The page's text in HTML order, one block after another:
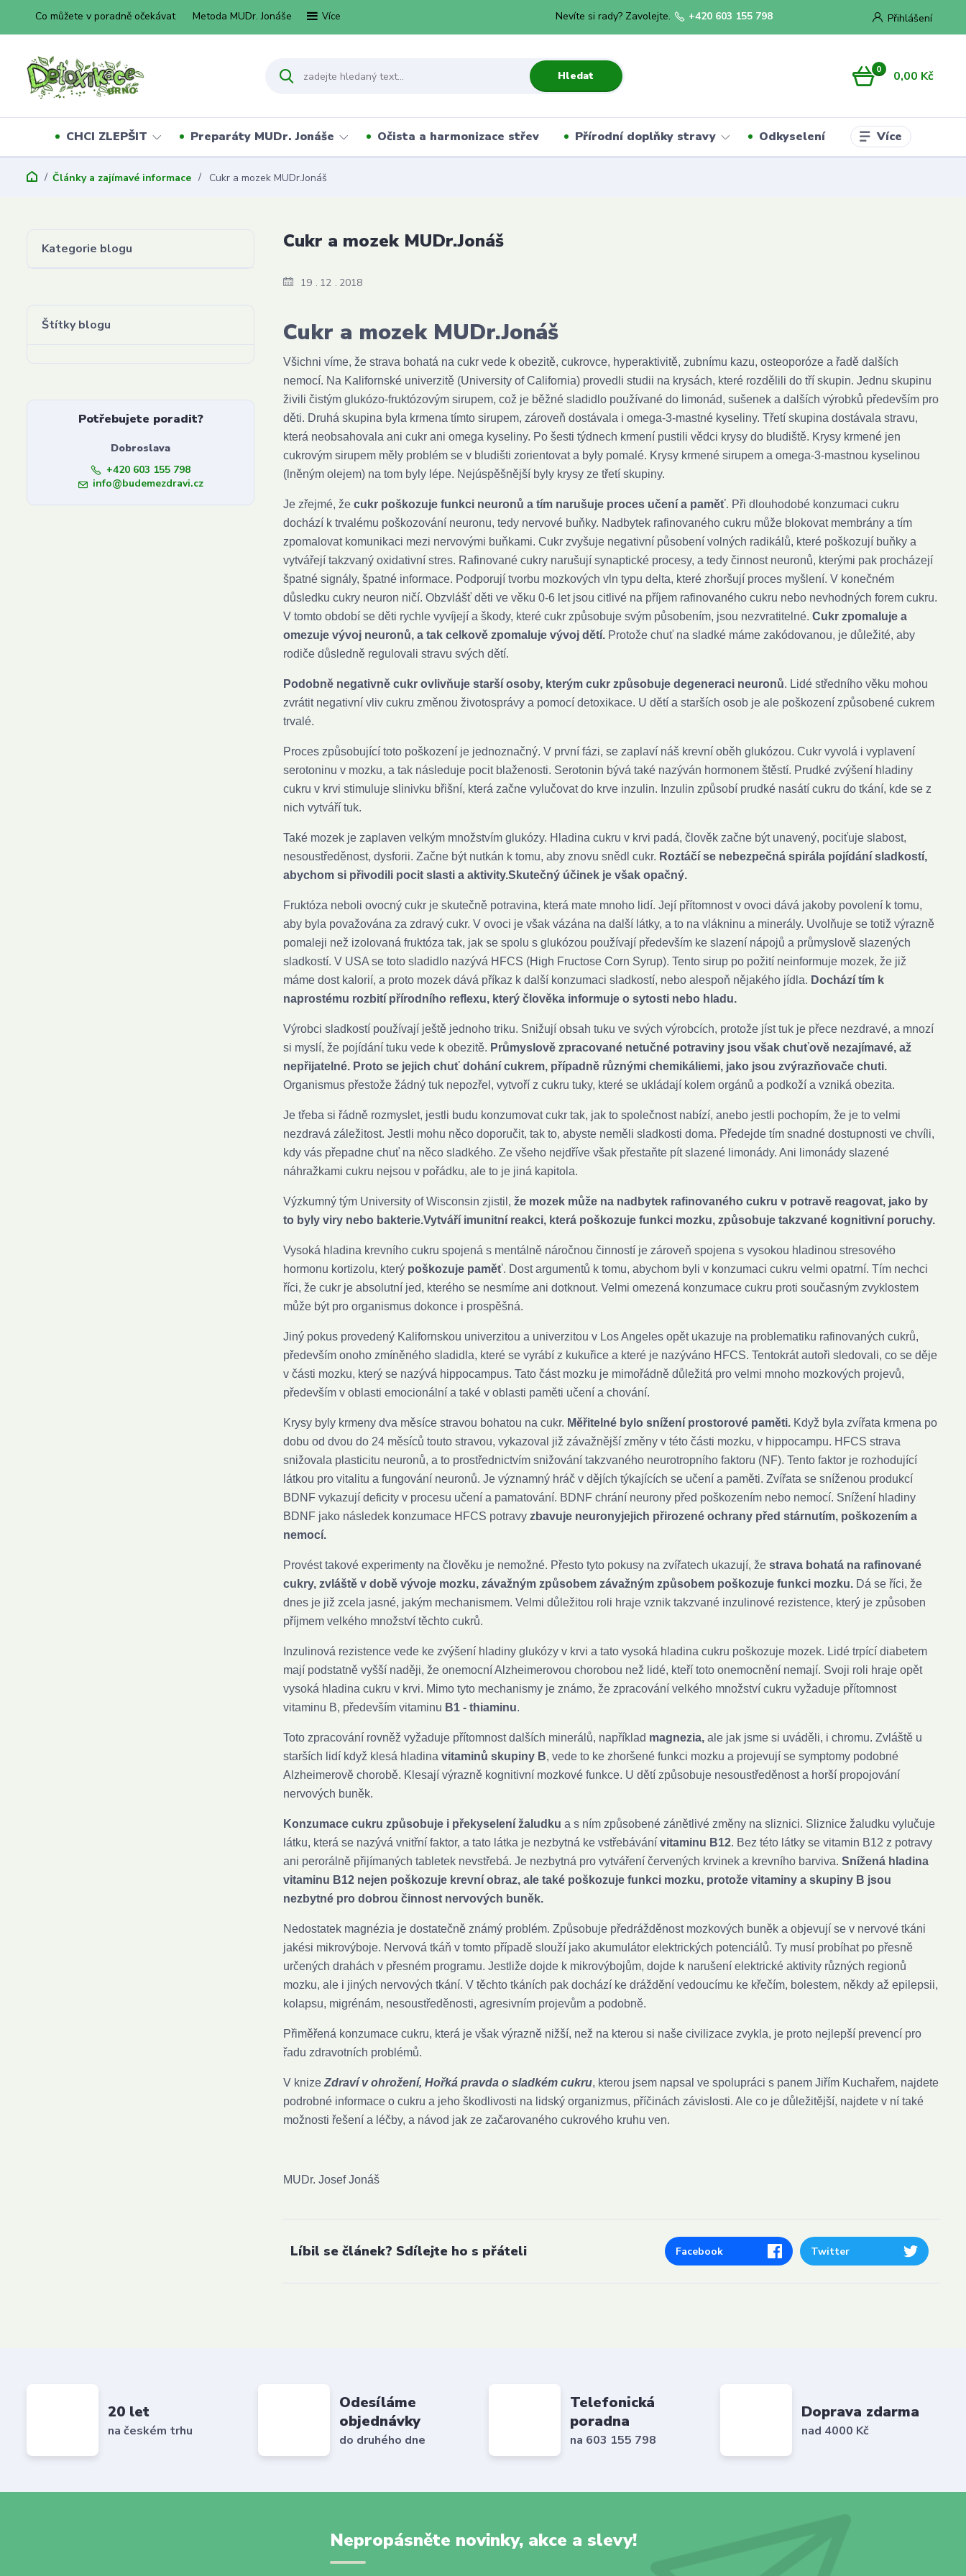
Co můžete v poradně očekávat Metoda MUDr. Jonáše Více Přihlášení
Hledat
Nevíte si rady? Zavolejte. +420 603 155 798
0 0,00 Kč
CHCI ZLEPŠIT Preparáty MUDr. Jonáše Očista a harmonizace střev Přírodní doplňky stravy Odkyselení Více
Články a zajímavé informace Cukr a mozek MUDr.Jonáš
Kategorie blogu
Štítky blogu
Potřebujete poradit?
Dobroslava
+420 603 155 798
info@budemezdravi.cz
19 12 2018
Cukr a mozek MUDr.Jonáš
Cukr a mozek MUDr.Jonáš
Všichni víme, že strava bohatá na cukr vede k obezitě, cukrovce, hyperaktivitě, zubnímu kazu, osteoporóze a řadě dalších
nemocí. Na Kalifornské univerzitě (University of California) provedli studii na krysách, které rozdělili do tří skupin. Jednu skupinu
živili čistým glukózo-fruktózovým sirupem, což je běžné sladidlo používané do limonád, sušenek a dalších výrobků především pro
děti. Druhá skupina byla krmena tímto sirupem, zároveň dostávala i omega-3-mastné kyseliny. Třetí skupina dostávala stravu,
která neobsahovala ani cukr ani omega kyseliny. Po šesti týdnech krmení pustili vědci krysy do bludiště. Krysy krmené jen
cukrovým sirupem měly problém se v bludišti zorientovat a byly pomalé. Krysy krmené sirupem a omega-3-mastnou kyselinou
(lněným olejem) na tom byly lépe. Nejúspěšnější byly krysy ze třetí skupiny.
Je zřejmé, žecukr poškozuje funkci neuronů a tím narušuje proces učení a paměť. Při dlouhodobé konzumaci cukru
dochází k trvalému poškozování neuronu, tedy nervové buňky. Nadbytek rafinovaného cukru může blokovat membrány a tím
zpomalovat komunikaci mezi nervovými buňkami. Cukr zvyšuje negativní působení volných radikálů, které poškozují buňky a
vytvářejí takzvaný oxidativní stres. Rafinované cukry narušují synaptické procesy, a tedy činnost neuronů, kterými pak procházejí
špatné signály, špatné informace. Podporují tvorbu mozkových vln typu delta, které zhoršují proces myšlení. V konečném
důsledku cukry neuron ničí. Obzvlášť děti ve věku 0-6 let jsou citlivé na příjem rafinovaného cukru nebo nevhodných forem cukru.
V tomto období se děti rychle vyvíjejí a škody, které cukr způsobuje svým působením, jsou nezvratitelné.Cukr zpomaluje a
omezuje vývoj neuronů, a tak celkově zpomaluje vývoj dětí. Protože chuť na sladké máme zakódovanou, je důležité, aby
rodiče důsledně regulovali stravu svých dětí.
Podobně negativně cukr ovlivňuje starší osoby, kterým cukr způsobuje degeneraci neuronů. Lidé středního věku mohou
zvrátit negativní vliv cukru změnou životosprávy a pomocí detoxikace. U dětí a starších osob je ale poškození způsobené cukrem
trvalé.
Proces způsobující toto poškození je jednoznačný. V první fázi, se zaplaví náš krevní oběh glukózou. Cukr vyvolá i vyplavení
serotoninu v mozku, a tak následuje pocit blaženosti. Serotonin bývá také nazýván hormonem štěstí. Prudké zvýšení hladiny
cukru v krvi stimuluje slinivku břišní, která začne vylučovat do krve inzulin. Inzulin způsobí prudké nasátí cukru do tkání, kde se z
nich vytváří tuk.
Také mozek je zaplaven velkým množstvím glukózy. Hladina cukru v krvi padá, člověk začne být unavený, pociťuje slabost,
nesoustředěnost, dysforii. Začne být nutkán k tomu, aby znovu snědl cukr. Roztáčí se nebezpečná spirála pojídání sladkostí,
abychom si přivodili pocit slasti a aktivity.Skutečný účinek je však opačný.
Fruktóza neboli ovocný cukr je skutečně potravina, která mate mnoho lidí. Její přítomnost v ovoci dává jakoby povolení k tomu,
aby byla považována za zdravý cukr. V ovoci je však vázána na další látky, a to na vlákninu a minerály. Uvolňuje se totiž výrazně
pomaleji než izolovaná fruktóza tak, jak se spolu s glukózou používají především ke slazení nápojů a průmyslově slazených
sladkostí. V USA se toto sladidlo nazývá HFCS (High Fructose Corn Syrup). Tento sirup po požití neinformuje mozek, že již
máme dost kalorií, a proto mozek dává příkaz k další konzumaci sladkostí, nebo alespoň nějakého jídla. Dochází tím k
naprostému rozbití přírodního reflexu, který člověka informuje o sytosti nebo hladu.
Výrobci sladkostí používají ještě jednoho triku. Snižují obsah tuku ve svých výrobcích, protože jíst tuk je přece nezdravé, a mnozí
si myslí, že pojídání tuku vede k obezitě. Průmyslově zpracované netučné potraviny jsou však chuťově nezajímavé, až
nepřijatelné. Proto se jejich chuť dohání cukrem, případně různými chemikáliemi, jako jsou zvýrazňovače chuti.
Organismus přestože žádný tuk nepozřel, vytvoří z cukru tuky, které se ukládají kolem orgánů a podkoží a vzniká obezita.
Je třeba si řádně rozmyslet, jestli budu konzumovat cukr tak, jak to společnost nabízí, anebo jestli pochopím, že je to velmi
nezdravá záležitost. Jestli mohu něco doporučit, tak to, abyste neměli sladkosti doma. Předejde tím snadné dostupnosti ve chvíli,
kdy vás přepadne chuť na něco sladkého. Ze všeho nejdříve však přestaňte pít slazené limonády. Ani limonády slazené
náhražkami cukru nejsou v pořádku, ale to je jiná kapitola.
Výzkumný tým University of Wisconsin zjistil,že mozek může na nadbytek rafinovaného cukru v potravě reagovat, jako by
to byly viry nebo bakterie.Vytváří imunitní reakci, která poškozuje funkci mozku, způsobuje takzvané kognitivní poruchy.
Vysoká hladina krevního cukru spojená s mentálně náročnou činností je zároveň spojena s vysokou hladinou stresového
hormonu kortizolu, který poškozuje paměť. Dost argumentů k tomu, abychom byli v konzumaci cukru velmi opatrní. Tím nechci
říci, že cukr je absolutní jed, kterého se nesmíme ani dotknout. Velmi omezená konzumace cukru proti současným zvyklostem
může být pro organismus dokonce i prospěšná.
Jiný pokus provedený Kalifornskou univerzitou a univerzitou v Los Angeles opět ukazuje na problematiku rafinovaných cukrů,
především onoho zmíněného sladidla, které se vyrábí z kukuřice a které je nazýváno HFCS. Tentokrát autoři sledovali, co se děje
v části mozku, který se nazývá hippocampus. Tato část mozku je mimořádně důležitá pro velmi mnoho mozkových projevů,
především v oblasti emocionální a také v oblasti paměti učení a chování.
Krysy byly krmeny dva měsíce stravou bohatou na cukr. Měřitelné bylo snížení prostorové paměti. Když byla zvířata krmena po
dobu od dvou do 24 měsíců touto stravou, vykazoval již závažnější změny v této části mozku, v hippocampu. HFCS strava
snižovala plasticitu neuronů, a to prostřednictvím snižování takzvaného neurotropního faktoru (NF). Tento faktor je rozhodující
látkou pro vitalitu a fungování neuronů. Je významný hráč v dějích týkajících se učení a paměti. Zvířata se sníženou produkcí
BDNF vykazují deficity v procesu učení a pamatování. BDNF chrání neurony před poškozením nebo nemocí. Snížení hladiny
BDNF jako následek konzumace HFCS potravyzbavuje neuronyjejich přirozené ochrany před stárnutím, poškozením a
nemocí.
Provést takové experimenty na člověku je nemožné. Přesto tyto pokusy na zvířatech ukazují, žestrava bohatá na rafinované
cukry, zvláště v době vývoje mozku, závažným způsobem závažným způsobem poškozuje funkci mozku. Dá se říci, že
dnes je již zcela jasné, jakým mechanismem. Velmi důležitou roli hraje vznik takzvané inzulinové rezistence, který je způsoben
příjmem velkého množství těchto cukrů.
Inzulinová rezistence vede ke zvýšení hladiny glukózy v krvi a tato vysoká hladina cukru poškozuje mozek. Lidé trpící diabetem
mají podstatně vyšší naději, že onemocní Alzheimerovou chorobou než lidé, kteří toto onemocnění nemají. Svoji roli hraje opět
vysoká hladina cukru v krvi. Mimo tyto mechanismy je známo, že zpracování velkého množství cukru vyžaduje přítomnost
vitaminu B, především vitaminu B1 - thiaminu.
Toto zpracování rovněž vyžaduje přítomnost dalších minerálů, například magnezia, ale jak jsme si uváděli, i chromu. Zvláště u
starších lidí když klesá hladinavitaminů skupiny B, vede to ke zhoršené funkci mozku a projevují se symptomy podobné
Alzheimerově chorobě. Klesají výrazně kognitivní mozkové funkce. U dětí způsobuje nesoustředěnost a horší propojování
nervových buněk.
Konzumace cukru způsobuje i překyselení žaludku a s ním způsobené zánětlivé změny na sliznici. Sliznice žaludku vylučuje
látku, která se nazývá vnitřní faktor, a tato látka je nezbytná ke vstřebávánívitaminu B12. Bez této látky se vitamin B12 z potravy
ani perorálně přijímaných tabletek nevstřebá. Je nezbytná pro vytváření červených krvinek a krevního barviva.Snížená hladina
vitaminu B12 nejen poškozuje krevní obraz, ale také poškozuje funkci mozku, protože vitaminy a skupiny B jsou
nezbytné pro dobrou činnost nervových buněk.
Nedostatek magnézia je dostatečně známý problém. Způsobuje předrážděnost mozkových buněk a objevují se v nervové tkáni
jakési mikrovýboje. Nervová tkáň v tomto případě slouží jako akumulátor elektrických potenciálů. Ty musí probíhat po přesně
určených drahách v přesném programu. Jestliže dojde k mikrovýbojům, dojde k narušení elektrické aktivity různých regionů
mozku, ale i jiných nervových tkání. V těchto tkáních pak dochází ke dráždění vedoucímu ke křečím, bolestem, někdy až epilepsii,
kolapsu, migrénám, nesoustředěnosti, agresivním projevům a podobně.
Přiměřená konzumace cukru, která je však výrazně nižší, než na kterou si naše civilizace zvykla, je proto nejlepší prevencí pro
řadu zdravotních problémů.
V knizeZdraví v ohrožení, Hořká pravda o sladkém cukru, kterou jsem napsal ve spolupráci s panem Jiřím Kuchařem, najdete
podrobné informace o cukru a jeho škodlivosti na lidský organizmus, příčinách závislosti. Ale co je důležitější, najdete v ní také
možnosti řešení a léčby, a návod jak ze začarovaného cukrového kruhu ven.
MUDr. Josef Jonáš
Líbil se článek? Sdílejte ho s přáteli Facebook Twitter
20 let
na českém trhu
Odesíláme
objednávky
do druhého dne
Telefonická
poradna
na 603 155 798
Doprava zdarma
nad 4000 Kč
Nepropásněte novinky, akce a slevy!